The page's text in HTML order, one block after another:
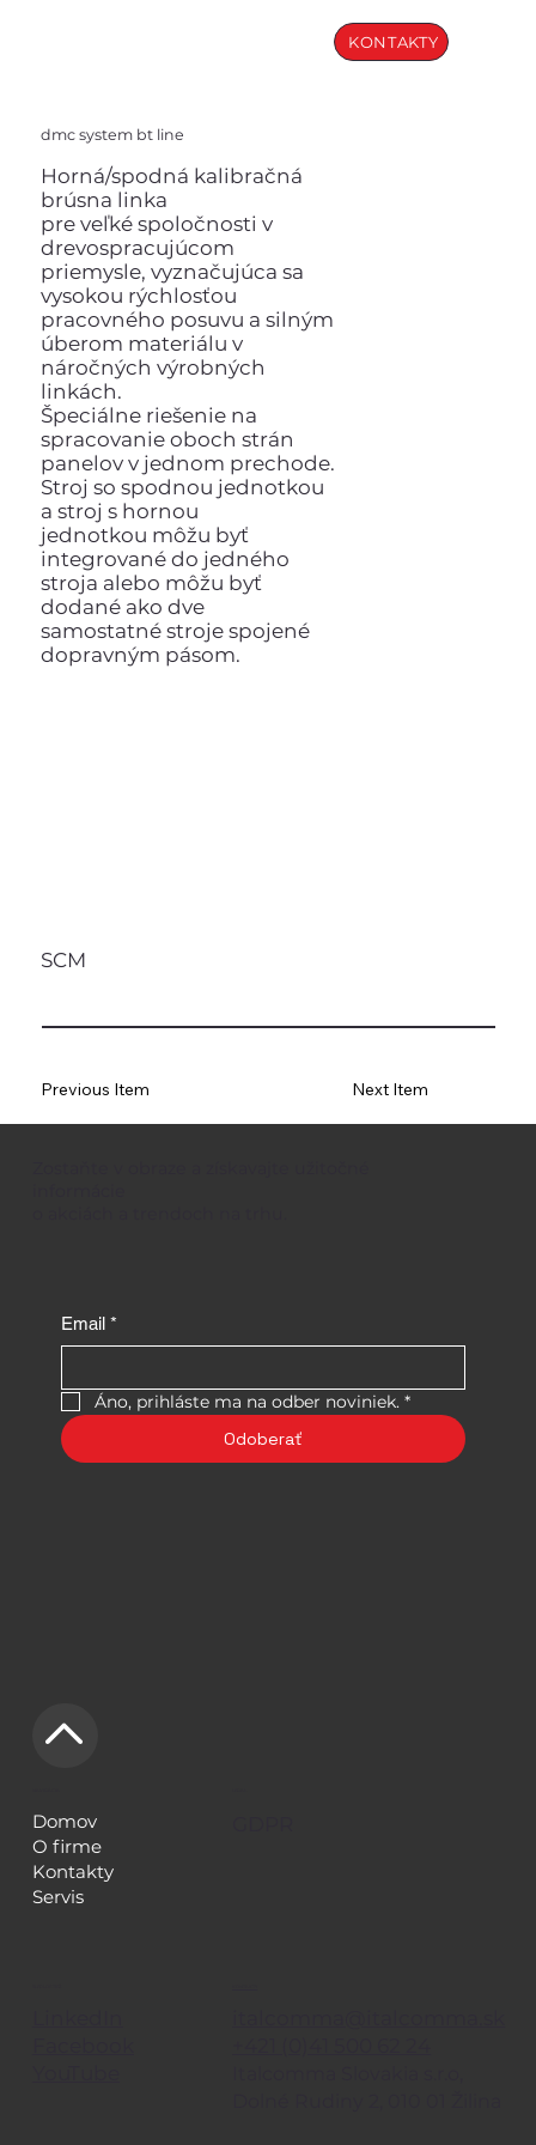
KONTAKTY
dmc system bt line
Horná/spodná kalibračná
brúsna linka
pre veľké spoločnosti v
drevospracujúcom
priemysle, vyznačujúca sa
vysokou rýchlosťou
pracovného posuvu a silným
úberom materiálu v
náročných výrobných
linkách.
Špeciálne riešenie na
spracovanie oboch strán
panelov v jednom prechode.
Stroj so spodnou jednotkou
a stroj s hornou
jednotkou môžu byť
integrované do jedného
stroja alebo môžu byť
dodané ako dve
samostatné stroje spojené
dopravným pásom.
SCM
Previous Item Next Item
Email *
Áno, prihláste ma na odber noviniek. *
Odoberať
Domov
O firme
Kontakty
Servis